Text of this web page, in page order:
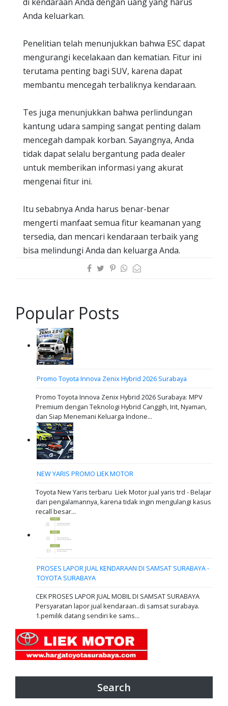
Anda keluarkan.
Penelitian telah menunjukkan bahwa ESC dapat
mengurangi kecelakaan dan kematian. Fitur ini
terutama penting bagi SUV, karena dapat
membantu mencegah terbaliknya kendaraan.
Tes juga menunjukkan bahwa perlindungan
kantung udara samping sangat penting dalam
mencegah dampak korban. Sayangnya, Anda
tidak dapat selalu bergantung pada dealer
untuk memberikan informasi yang akurat
mengenai fitur ini.
Itu sebabnya Anda harus benar-benar
mengerti manfaat semua fitur keamanan yang
tersedia, dan mencari kendaraan terbaik yang
bisa melindungi Anda dan keluarga Anda.
Popular Posts
Promo Toyota Innova Zenix Hybrid 2026 Surabaya
Promo Toyota Innova Zenix Hybrid 2026 Surabaya: MPV
Premium dengan Teknologi Hybrid Canggih, Irit, Nyaman,
dan Siap Menemani Keluarga Indone...
NEW YARIS PROMO LIEK MOTOR
Toyota New Yaris terbaru Liek Motor jual yaris trd - Belajar
dari pengalamannya, karena tidak ingin mengulangi kasus
recall besar...
PROSES LAPOR JUAL KENDARAAN DI SAMSAT SURABAYA -
TOYOTA SURABAYA
CEK PROSES LAPOR JUAL MOBIL DI SAMSAT SURABAYA
Persyaratan lapor jual kendaraan..di samsat surabaya.
1.pemilik datang sendiri ke sams...
Search